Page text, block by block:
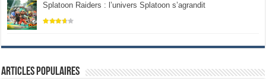
Splatoon Raiders : l’univers Splatoon s’agrandit
Articles populaires